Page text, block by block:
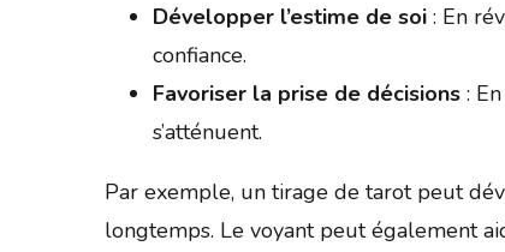
Développer l’estime de soi : En
confiance.
Favoriser la prise de décisions :
s’atténuent.
Par exemple, un tirage de tarot peut
longtemps. Le voyant peut également